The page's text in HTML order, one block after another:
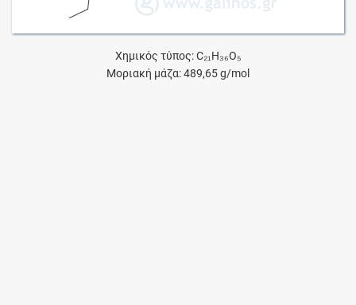
Χημικός τύπος: C₂₁H₃₆O₅
Μοριακή μάζα: 489,65 g/mol